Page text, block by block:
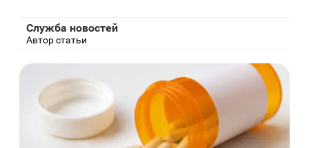
Служба новостей
Автор статьи